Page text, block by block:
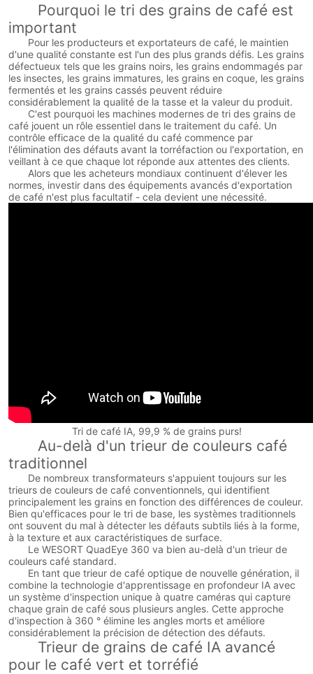
Pourquoi le tri des grains de café est
important
Pour les producteurs et exportateurs de café, le maintien
d'une qualité constante est l'un des plus grands défis. Les grains
défectueux tels que les grains noirs, les grains endommagés par
les insectes, les grains immatures, les grains en coque, les grains
fermentés et les grains cassés peuvent réduire
considérablement la qualité de la tasse et la valeur du produit.
C'est pourquoi les machines modernes de tri des grains de
café jouent un rôle essentiel dans le traitement du café. Un
contrôle efficace de la qualité du café commence par
l'élimination des défauts avant la torréfaction ou l'exportation, en
veillant à ce que chaque lot réponde aux attentes des clients.
Alors que les acheteurs mondiaux continuent d'élever les
normes, investir dans des équipements avancés d'exportation
de café n'est plus facultatif - cela devient une nécessité.
Tri de café IA, 99,9 % de grains purs!
Au-delà d'un trieur de couleurs café
traditionnel
De nombreux transformateurs s'appuient toujours sur les
trieurs de couleurs de café conventionnels, qui identifient
principalement les grains en fonction des différences de couleur.
Bien qu'efficaces pour le tri de base, les systèmes traditionnels
ont souvent du mal à détecter les défauts subtils liés à la forme,
à la texture et aux caractéristiques de surface.
Le WESORT QuadEye 360 va bien au-delà d'un trieur de
couleurs café standard.
En tant que trieur de café optique de nouvelle génération, il
combine la technologie d'apprentissage en profondeur IA avec
un système d'inspection unique à quatre caméras qui capture
chaque grain de café sous plusieurs angles. Cette approche
d'inspection à 360 ° élimine les angles morts et améliore
considérablement la précision de détection des défauts.
Trieur de grains de café IA avancé
pour le café vert et torréfié